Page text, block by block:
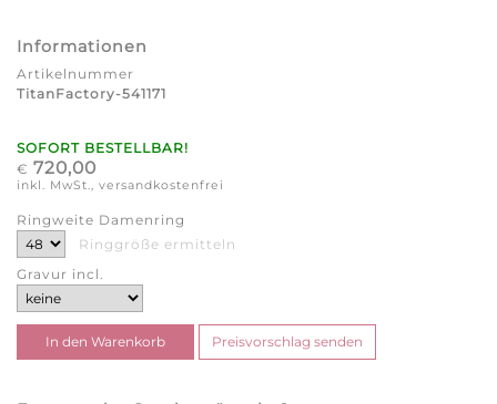
Informationen
Artikelnummer
TitanFactory-541171
SOFORT BESTELLBAR!
€ 720,00
inkl. MwSt., versandkostenfrei
Ringweite Damenring
Ringgröße ermitteln
Gravur incl.